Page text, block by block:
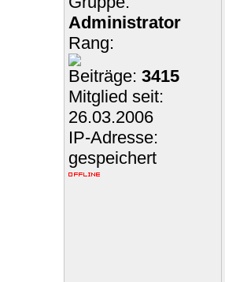
Administrator
Rang:
Beiträge: 3415
Mitglied seit:
26.03.2006
IP-Adresse:
gespeichert